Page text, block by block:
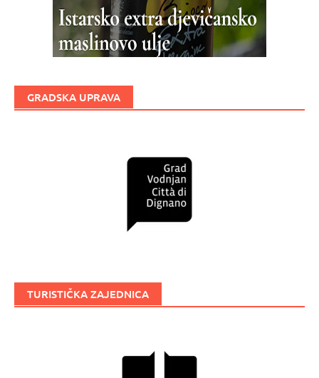
GRADSKA UPRAVA
TURISTIČKA ZAJEDNICA